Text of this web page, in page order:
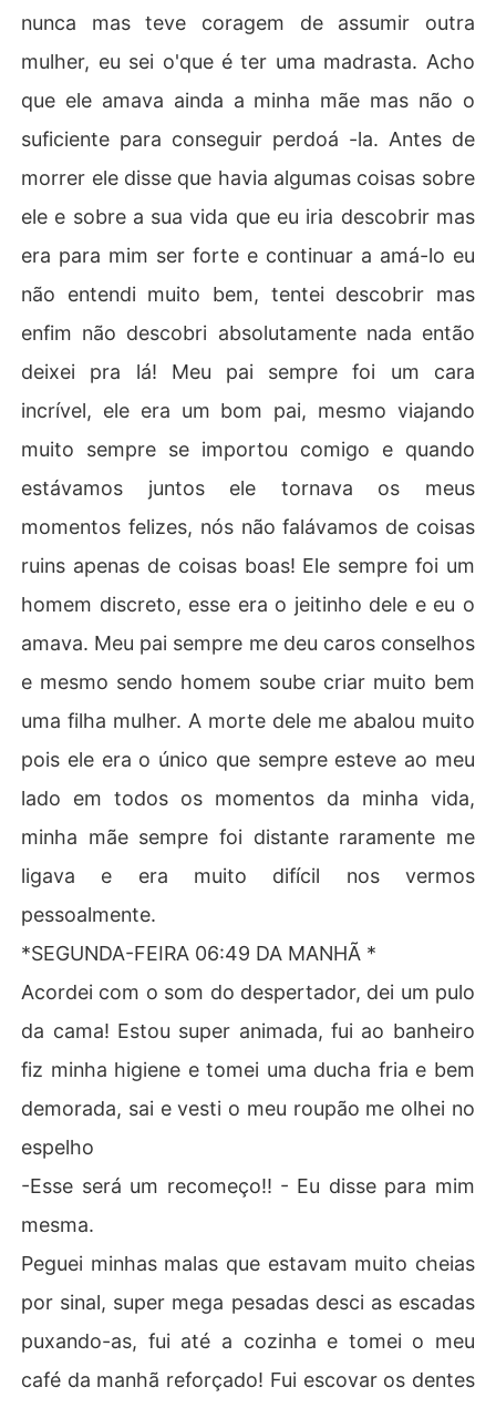
nunca mas teve coragem de assumir outra
mulher, eu sei o'que é ter uma madrasta. Acho
que ele amava ainda a minha mãe mas não o
suficiente para conseguir perdoá -la. Antes de
morrer ele disse que havia algumas coisas sobre
ele e sobre a sua vida que eu iria descobrir mas
era para mim ser forte e continuar a amá-lo eu
não entendi muito bem, tentei descobrir mas
enfim não descobri absolutamente nada então
deixei pra lá! Meu pai sempre foi um cara
incrível, ele era um bom pai, mesmo viajando
muito sempre se importou comigo e quando
estávamos juntos ele tornava os meus
momentos felizes, nós não falávamos de coisas
ruins apenas de coisas boas! Ele sempre foi um
homem discreto, esse era o jeitinho dele e eu o
amava. Meu pai sempre me deu caros conselhos
e mesmo sendo homem soube criar muito bem
uma filha mulher. A morte dele me abalou muito
pois ele era o único que sempre esteve ao meu
lado em todos os momentos da minha vida,
minha mãe sempre foi distante raramente me
ligava e era muito difícil nos vermos
pessoalmente.
*SEGUNDA-FEIRA 06:49 DA MANHÃ *
Acordei com o som do despertador, dei um pulo
da cama! Estou super animada, fui ao banheiro
fiz minha higiene e tomei uma ducha fria e bem
demorada, sai e vesti o meu roupão me olhei no
espelho
-Esse será um recomeço!! - Eu disse para mim
mesma.
Peguei minhas malas que estavam muito cheias
por sinal, super mega pesadas desci as escadas
puxando-as, fui até a cozinha e tomei o meu
café da manhã reforçado! Fui escovar os dentes